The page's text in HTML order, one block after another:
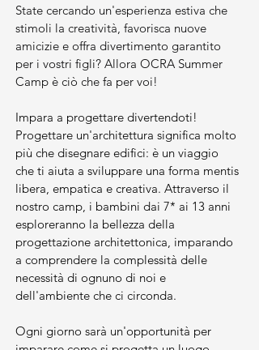
State cercando un'esperienza estiva che
stimoli la creatività, favorisca nuove
amicizie e offra divertimento garantito
per i vostri figli? Allora OCRA Summer
Camp è ciò che fa per voi!
Impara a progettare divertendoti!
Progettare un'architettura significa molto
più che disegnare edifici: è un viaggio
che ti aiuta a sviluppare una forma mentis
libera, empatica e creativa. Attraverso il
nostro camp, i bambini dai 7* ai 13 anni
esploreranno la bellezza della
progettazione architettonica, imparando
a comprendere la complessità delle
necessità di ognuno di noi e
dell'ambiente che ci circonda.
Ogni giorno sarà un'opportunità per